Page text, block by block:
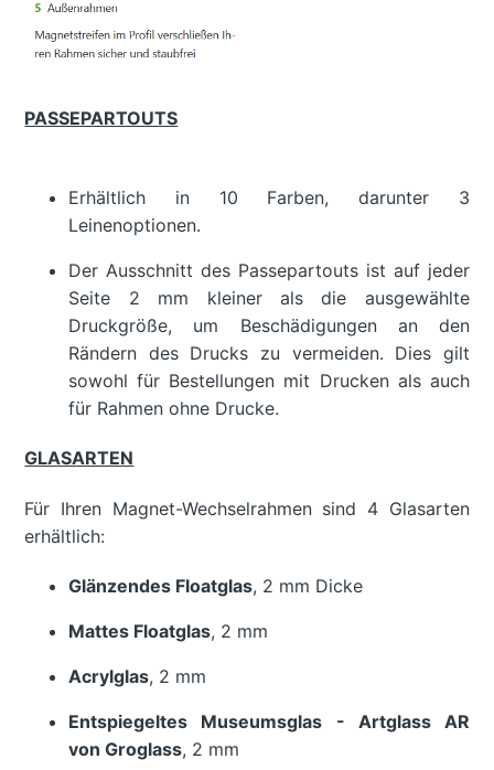
PASSEPARTOUTS
Erhältlich in 10 Farben, darunter 3
Leinenoptionen.
Der Ausschnitt des Passepartouts ist auf jeder
Seite 2 mm kleiner als die ausgewählte
Druckgröße, um Beschädigungen an den
Rändern des Drucks zu vermeiden. Dies gilt
sowohl für Bestellungen mit Drucken als auch
für Rahmen ohne Drucke.
GLASARTEN
Für Ihren Magnet-Wechselrahmen sind 4 Glasarten
erhältlich:
Glänzendes Floatglas, 2 mm Dicke
Mattes Floatglas, 2 mm
Acrylglas, 2 mm
Entspiegeltes Museumsglas - Artglass AR
von Groglass, 2 mm